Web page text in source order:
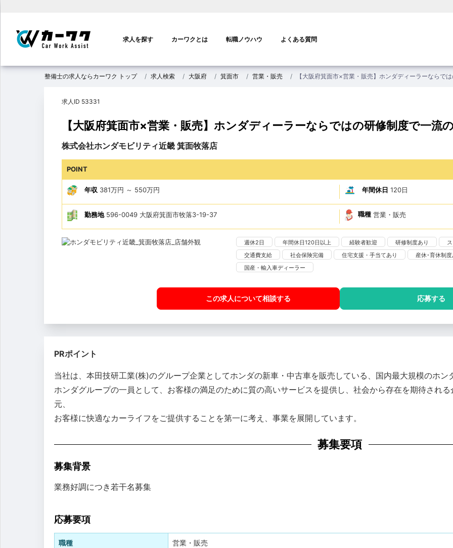
ン
ビ
ゲ
ン
求人を探す カーワクとは 転職ノウハウ よくある質問
整備士の求人ならカーワク トップ 求人検索 大阪府 箕面市 営業・販売 【大阪府箕面市×営業・販売】ホンダディーラーならで
求人ID 53331
【大阪府箕面市×営業・販売】ホンダディーラーならではの研修制度で一流
株式会社ホンダモビリティ近畿 箕面牧落店
POINT
年収 381万円 ～ 550万円 年間休日 120日
勤務地596-0049 大阪府箕面市牧落3-19-37 職種 営業・販売
週休2日 年間休日120日以上 経験者歓迎 研修制度あり
交通費支給
社会保険完備 住宅支援・手当てあり
産休･育休制
国産・輸入車ディーラー
この求人について相談する 応募する
PRポイント
当社は、本田技研工業(株)のグループ企業としてホンダの新車・中古車を販売している、国内最大規模のホン
ホンダグループの一員として、お客様の満足のために質の高いサービスを提供し、社会から存在を期待され
元、
お客様に快適なカーライフをご提供することを第一に考え、事業を展開しています。
募集要項
募集背景
業務好調につき若干名募集
応募要項
職種 営業・販売